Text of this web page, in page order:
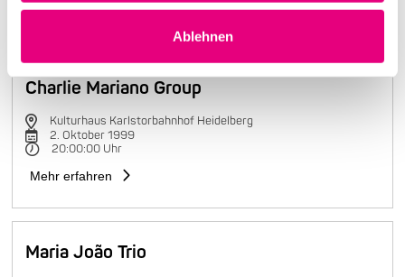
Ablehnen
Mehr erfahren
Charlie Mariano Group
Kulturhaus Karlstorbahnhof Heidelberg
2. Oktober 1999
20:00:00 Uhr
Mehr erfahren
Maria João Trio